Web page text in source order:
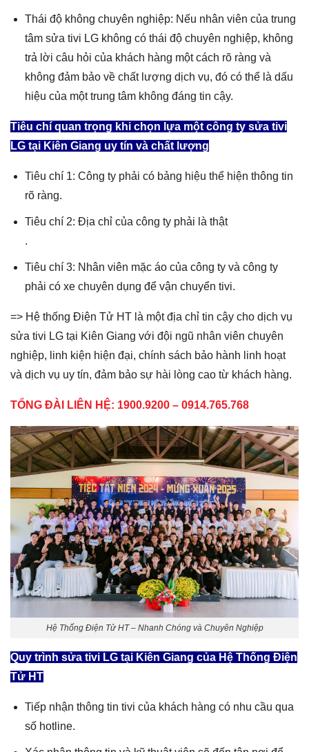
Thái độ không chuyên nghiệp: Nếu nhân viên của trung
tâm sửa tivi LG không có thái độ chuyên nghiệp, không
trả lời câu hỏi của khách hàng một cách rõ ràng và
không đảm bảo về chất lượng dịch vụ, đó có thể là dấu
hiệu của một trung tâm không đáng tin cậy.
Tiêu chí quan trọng khi chọn lựa một công ty sửa tivi
LG tại Kiên Giang uy tín và chất lượng
Tiêu chí 1: Công ty phải có bảng hiệu thể hiện thông tin
rõ ràng.
Tiêu chí 2: Địa chỉ của công ty phải là thật
.
Tiêu chí 3: Nhân viên mặc áo của công ty và công ty
phải có xe chuyên dụng để vận chuyển tivi.
=> Hệ thống Điện Tử HT là một địa chỉ tin cậy cho dịch vụ
sửa tivi LG tại Kiên Giang với đội ngũ nhân viên chuyên
nghiệp, linh kiện hiện đại, chính sách bảo hành linh hoạt
và dịch vụ uy tín, đảm bảo sự hài lòng cao từ khách hàng.
TỔNG ĐÀI LIÊN HỆ: 1900.9200 – 0914.765.768
Hệ Thống Điện Tử HT – Nhanh Chóng và Chuyên Nghiệp
Quy trình sửa tivi LG tại Kiên Giang của Hệ Thống Điện
Tử HT
Tiếp nhận thông tin tivi của khách hàng có nhu cầu qua
số hotline.